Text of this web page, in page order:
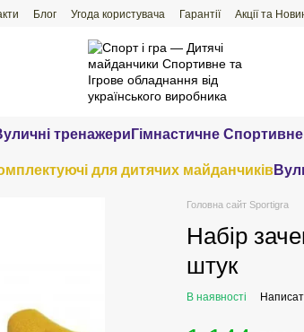
Блог Угода користувача Гарантії Акції та
тренажери Гімнастичне
для дитячих майданчиків
Головна сайт Sportigra
Набір
штук
В наявності